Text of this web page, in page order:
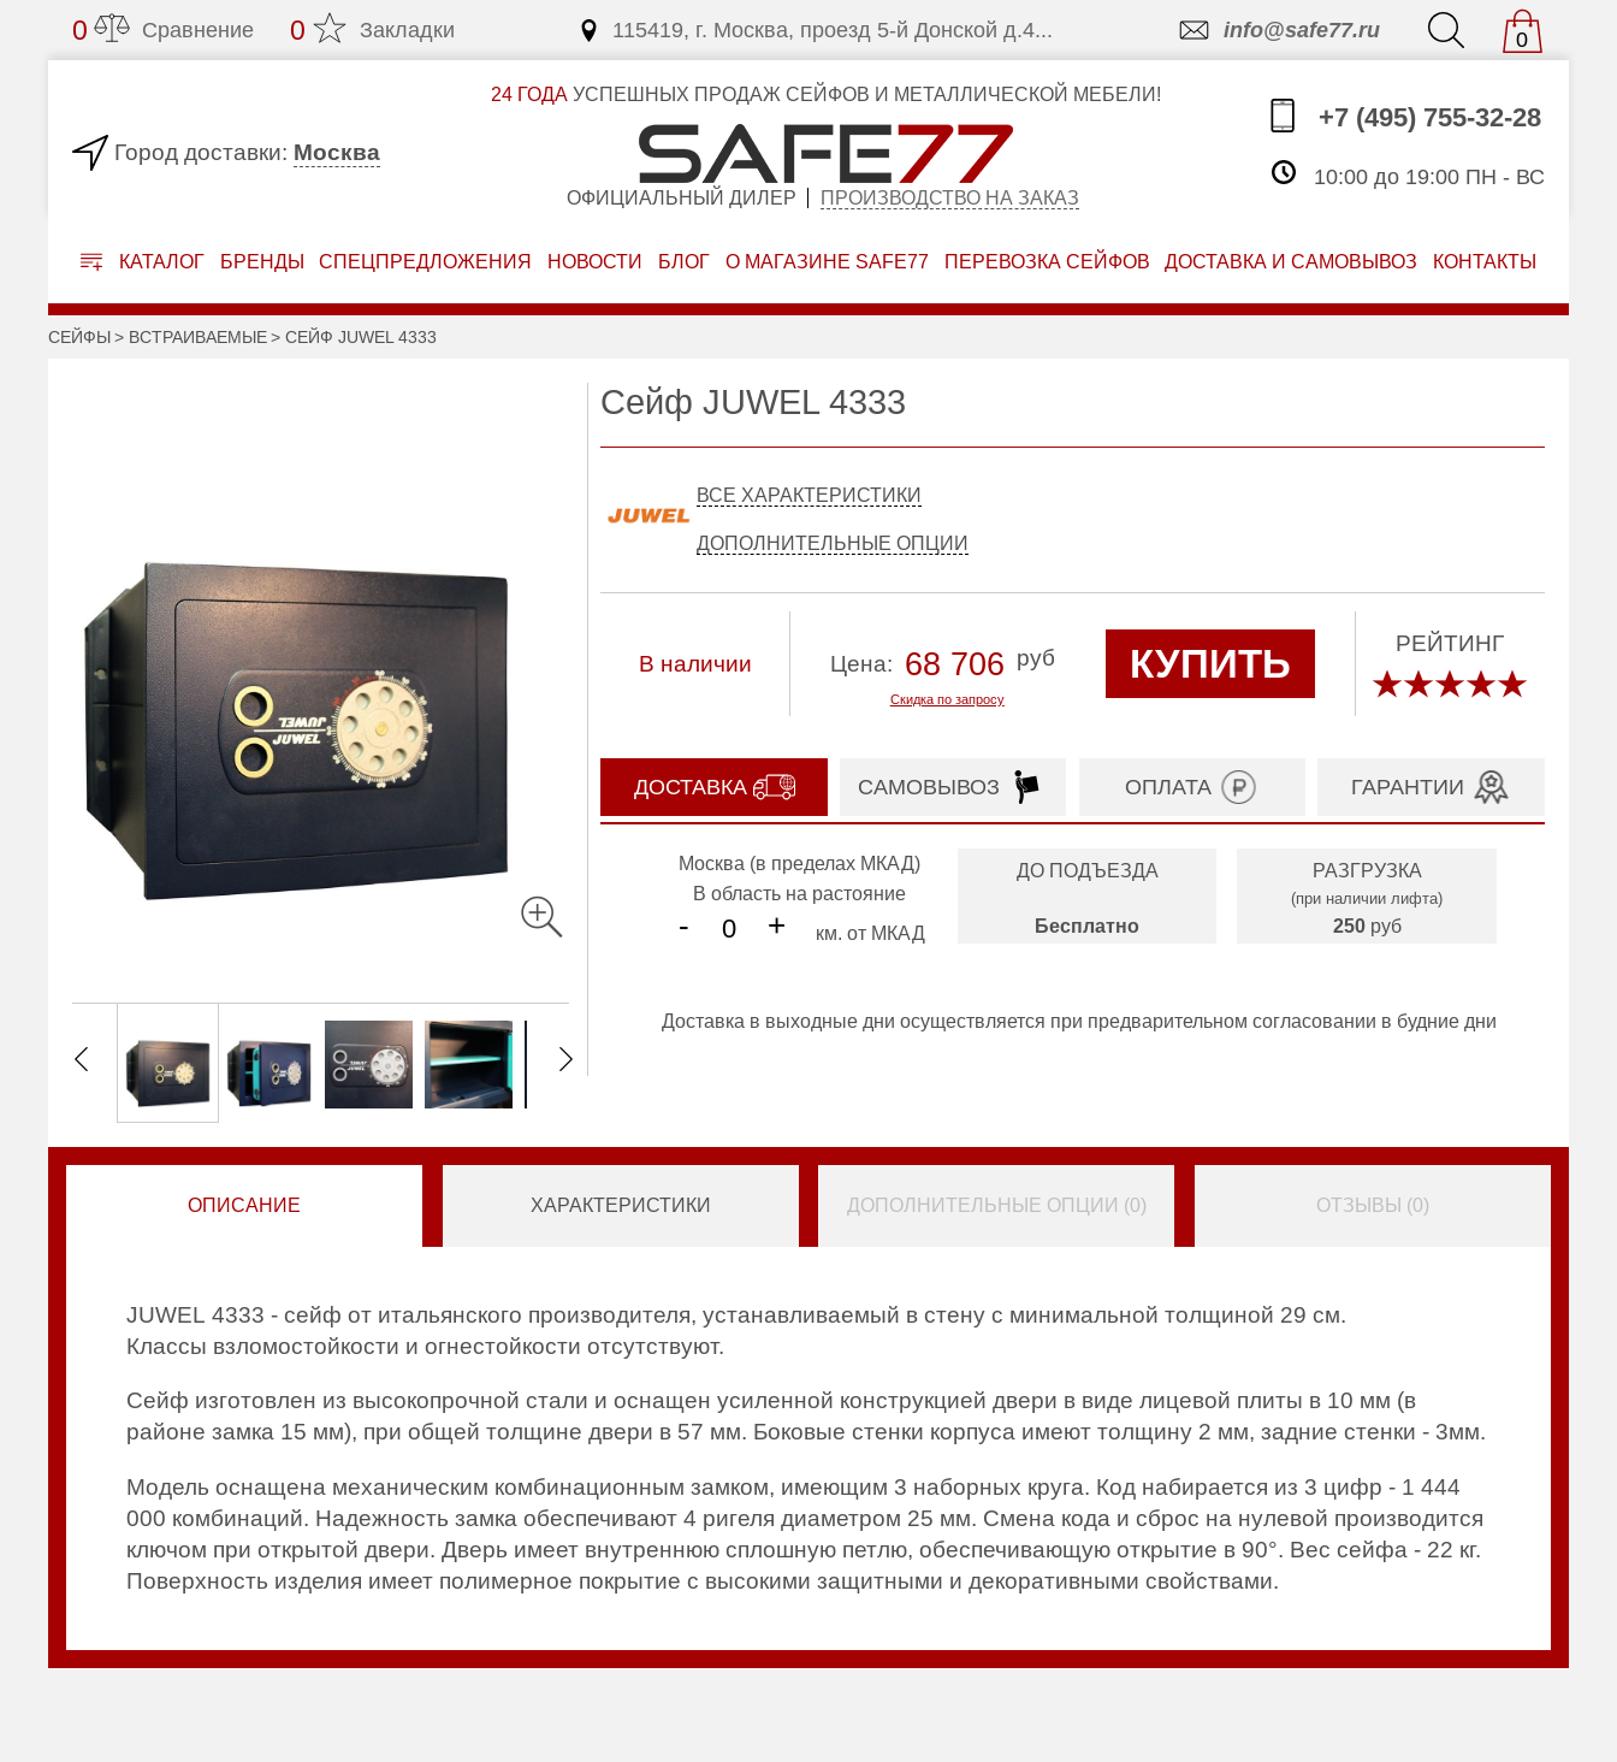
0 Сравнение 0 Закладки 115419, г. Москва, проезд 5-й Донской д.4... info@safe77.ru 0
Город доставки: Москва
24 ГОДАУСПЕШНЫХ ПРОДАЖ СЕЙФОВ И МЕТАЛЛИЧЕСКОЙ МЕБЕЛИ!
ОФИЦИАЛЬНЫЙ ДИЛЕР ПРОИЗВОДСТВО НА ЗАКАЗ
+7 (495) 755-32-28
10:00 до 19:00 ПН - ВС
КАТАЛОГ БРЕНДЫ СПЕЦПРЕДЛОЖЕНИЯ НОВОСТИ БЛОГ О МАГАЗИНЕ SAFE77 ПЕРЕВОЗКА СЕЙФОВ ДОСТАВКА И САМОВЫВОЗ КОНТАКТЫ
СЕЙФЫ ВСТРАИВАЕМЫЕ СЕЙФ JUWEL 4333
Сейф JUWEL 4333
ВСЕ ХАРАКТЕРИСТИКИ
ДОПОЛНИТЕЛЬНЫЕ ОПЦИИ
В наличии Цена: 68 706
Скидка по запросу
руб КУПИТЬ РЕЙТИНГ
ДОСТАВКА САМОВЫВОЗ ОПЛАТА ГАРАНТИИ
Москва (в пределах МКАД)
В область на растояние
- + км. от МКАД
ДО ПОДЪЕЗДА
Бесплатно
РАЗГРУЗКА
(при наличии лифта)
250 руб
Доставка в выходные дни осуществляется при предварительном согласовании в будние дни
ОПИСАНИЕ ХАРАКТЕРИСТИКИ ДОПОЛНИТЕЛЬНЫЕ ОПЦИИ (0) ОТЗЫВЫ (0)
JUWEL 4333 - сейф от итальянского производителя, устанавливаемый в стену с минимальной толщиной 29 см.
Классы взломостойкости и огнестойкости отсутствуют.
Сейф изготовлен из высокопрочной стали и оснащен усиленной конструкцией двери в виде лицевой плиты в 10 мм (в
районе замка 15 мм), при общей толщине двери в 57 мм. Боковые стенки корпуса имеют толщину 2 мм, задние стенки - 3мм.
Модель оснащена механическим комбинационным замком, имеющим 3 наборных круга. Код набирается из 3 цифр - 1 444
000 комбинаций. Надежность замка обеспечивают 4 ригеля диаметром 25 мм. Смена кода и сброс на нулевой производится
ключом при открытой двери. Дверь имеет внутреннюю сплошную петлю, обеспечивающую открытие в 90°. Вес сейфа - 22 кг.
Поверхность изделия имеет полимерное покрытие с высокими защитными и декоративными свойствами.